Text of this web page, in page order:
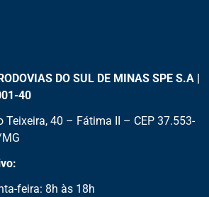
DO SUL DE MINAS SPE S.A |
40
Teixeira, 40 – Fátima II – CEP 37.553-
feira: 8h às 18h